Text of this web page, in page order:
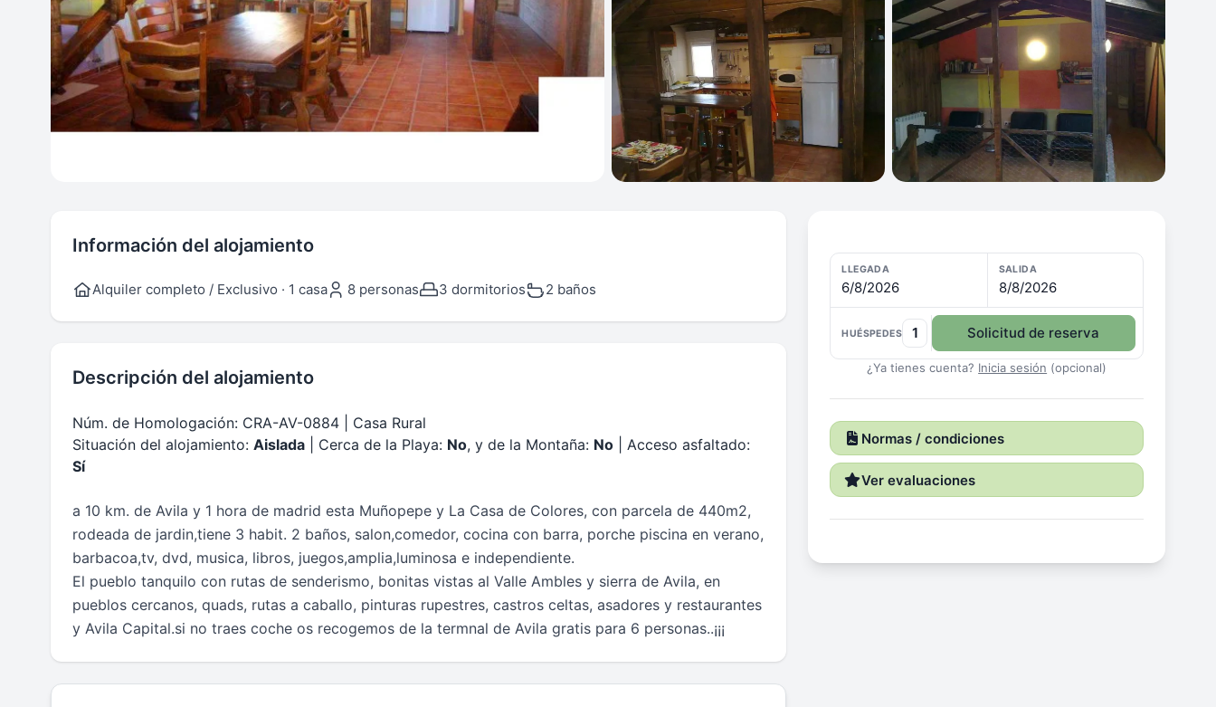
Información del alojamiento
Alquiler completo / Exclusivo · 1 casa 8 personas 3 dormitorios 2 baños
Descripción del alojamiento
Núm. de Homologación: CRA-AV-0884 | Casa Rural
Situación del alojamiento: Aislada | Cerca de la Playa: No, y de la Montaña: No | Acceso asfaltado:
Sí
a 10 km. de Avila y 1 hora de madrid esta Muñopepe y La Casa de Colores, con parcela de 440m2,
rodeada de jardin,tiene 3 habit. 2 baños, salon,comedor, cocina con barra, porche piscina en verano,
barbacoa,tv, dvd, musica, libros, juegos,amplia,luminosa e independiente.
El pueblo tanquilo con rutas de senderismo, bonitas vistas al Valle Ambles y sierra de Avila, en
pueblos cercanos, quads, rutas a caballo, pinturas rupestres, castros celtas, asadores y restaurantes
y Avila Capital.si no traes coche os recogemos de la termnal de Avila gratis para 6 personas..¡¡¡
LLEGADA
6/8/2026
SALIDA
8/8/2026
HUÉSPEDES 1 Solicitud de reserva
¿Ya tienes cuenta? Inicia sesión (opcional)
Normas / condiciones
Ver evaluaciones